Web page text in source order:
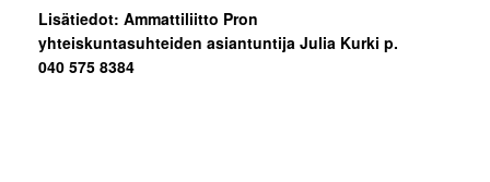
Lisätiedot: Ammattiliitto Pron
yhteiskuntasuhteiden asiantuntija Julia Kurki p.
040 575 8384